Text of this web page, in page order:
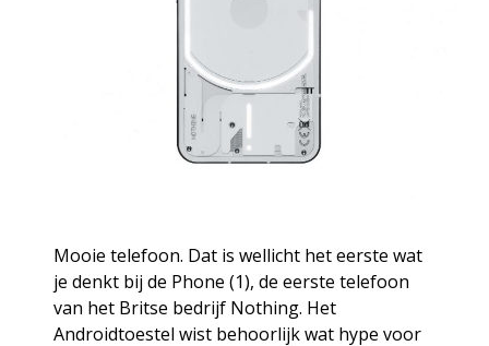
Mooie telefoon. Dat is wellicht het eerste wat
je denkt bij de Phone (1), de eerste telefoon
van het Britse bedrijf Nothing. Het
Androidtoestel wist behoorlijk wat hype voor